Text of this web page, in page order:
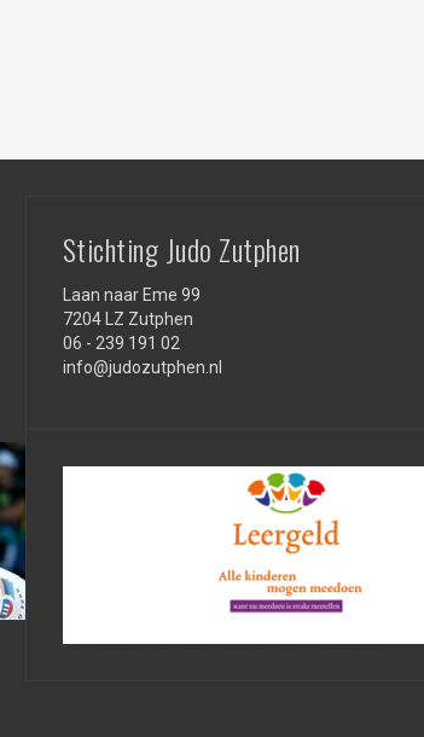
Stichting Judo Zutphen
Laan naar Eme 99
7204 LZ Zutphen
06 - 239 191 02
info@judozutphen.nl